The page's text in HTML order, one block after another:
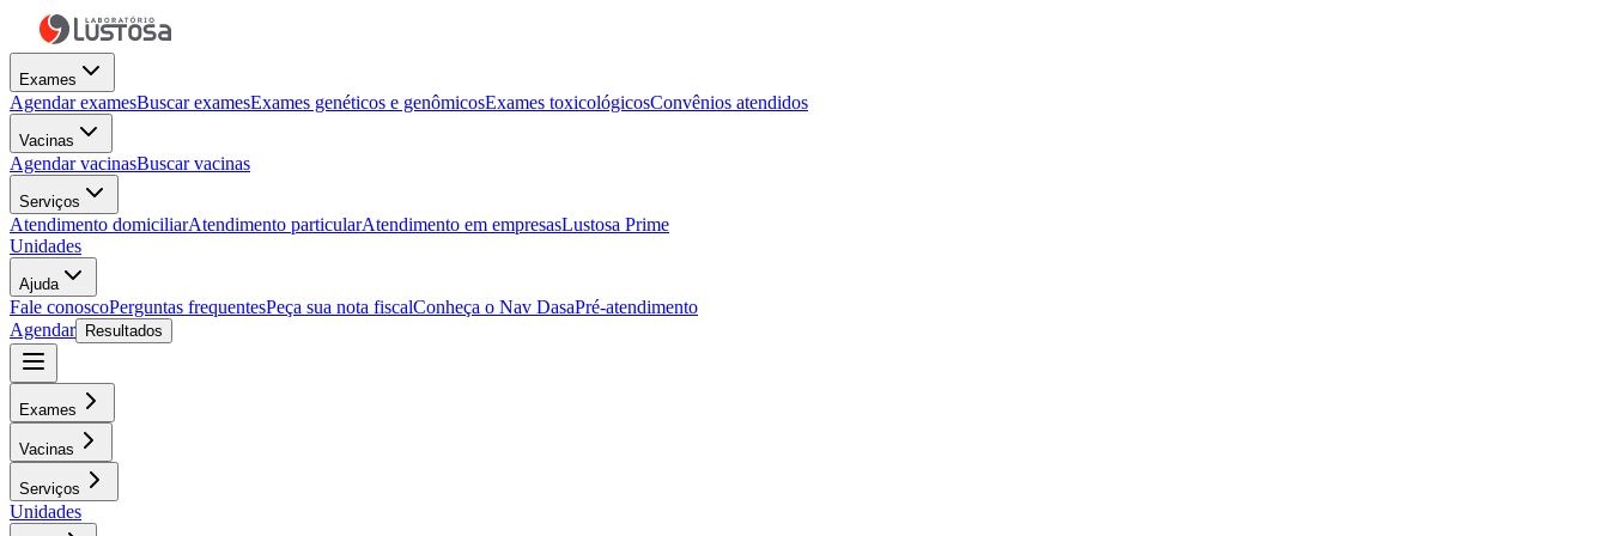
Exames
Agendar examesBuscar examesExames genéticos e genômicosExames toxicológicosConvênios atendidos
Vacinas
Agendar vacinasBuscar vacinas
Serviços
Atendimento domiciliarAtendimento particularAtendimento em empresasLustosa Prime
Unidades
Ajuda
Fale conoscoPerguntas frequentesPeça sua nota fiscalConheça o Nav DasaPré-atendimento
Agendar
Resultados
Exames
Vacinas
Serviços
Unidades